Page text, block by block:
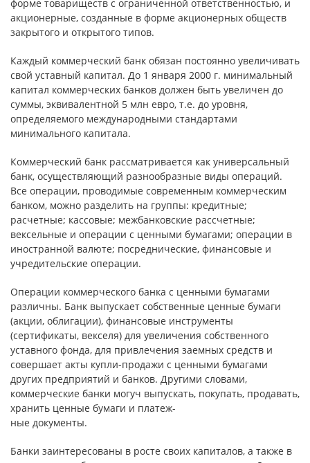
форме товариществ с ограниченной ответственностью, и
акционерные, созданные в форме акционерных обществ
закрытого и открытого типов.
Каждый коммерческий банк обязан постоянно увеличивать
свой уставный капитал. До 1 января 2000 г. минимальный
капитал коммерческих банков должен быть увеличен до
суммы, эквивалентной 5 млн евро, т.е. до уровня,
определяемого международными стандартами
минимального капитала.
Коммерческий банк рассматривается как универсальный
банк, осуществляющий разнообразные виды операций.
Все операции, проводимые современным коммерческим
банком, можно разделить на группы: кредитные;
расчетные; кассовые; межбанковские рассчетные;
вексельные и операции с ценными бумагами; операции в
иностранной валюте; посреднические, финансовые и
учредительские операции.
Операции коммерческого банка с ценными бумагами
различны. Банк выпускает собственные ценные бумаги
(акции, облигации), финансовые инструменты
(сертификаты, векселя) для увеличения собственного
уставного фонда, для привлечения заемных средств и
совершает акты купли-продажи с ценными бумагами
других предприятий и банков. Другими словами,
коммерческие банки могуч выпускать, покупать, продавать,
хранить ценные бумаги и платеж-
ные документы.
Банки заинтересованы в росте своих капиталов, а также в